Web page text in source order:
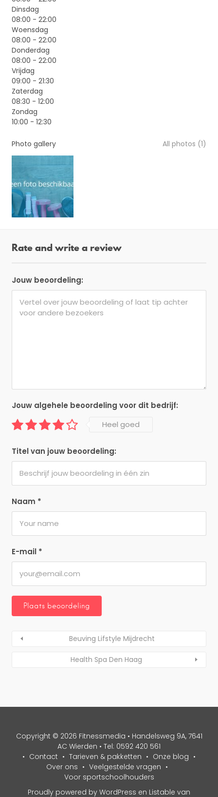
Dinsdag
08:00 - 22:00
Woensdag
08:00 - 22:00
Donderdag
08:00 - 22:00
Vrijdag
09:00 - 21:30
Zaterdag
08:30 - 12:00
Zondag
10:00 - 12:30
Photo gallery All photos (1)
Rate and write a review
Jouw beoordeling:
Naam *
E-mail *
Jouw algehele beoordeling voor dit bedrijf:
Heel goed
Titel van jouw beoordeling:
Beuving Lifstyle Mijdrecht
Health Spa Den Haag
Copyright © 2026 Fitnessmedia • Handelsweg 9A, 7641
AC Wierden • Tel: 0592 420 561
Contact
Tarieven & pakketten
Onze blog
Over ons
Veelgestelde vragen
Voor sportschoolhouders
Proudly powered by WordPress en Listable van